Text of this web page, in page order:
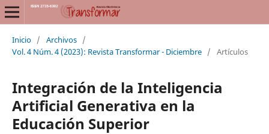
Inicio / Archivos /
Vol. 4 Núm. 4 (2023): Revista Transformar - Diciembre / Artículos
Integración de la Inteligencia
Artificial Generativa en la
Educación Superior